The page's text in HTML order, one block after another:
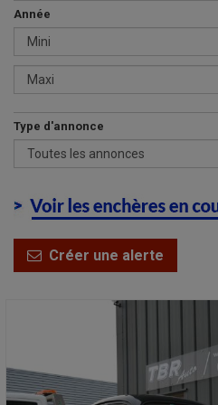
Année
Type d'annonce
Créer une alerte